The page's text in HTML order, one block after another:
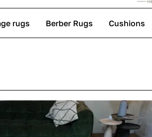
rugs
Pip Studio carpets
Berber Rugs Cushions